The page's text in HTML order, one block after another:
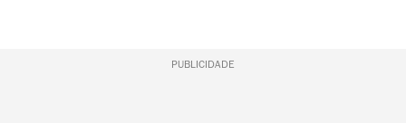
PUBLICIDADE